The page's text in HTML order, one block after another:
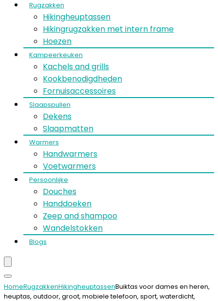
Rugzakken
Hikingheuptassen
Hikingrugzakken met intern frame
Hoezen
Kampeerkeuken
Kachels and grills
Kookbenodigdheden
Fornuisaccessoires
Slaapspullen
Dekens
Slaapmatten
Warmers
Handwarmers
Voetwarmers
Persoonlijke
Douches
Handdoeken
Zeep and shampoo
Wandelstokken
Blogs
HomeRugzakkenHikingheuptassenBuiktas voor dames en heren,
heuptas, outdoor, groot, mobiele telefoon, sport, waterdicht,